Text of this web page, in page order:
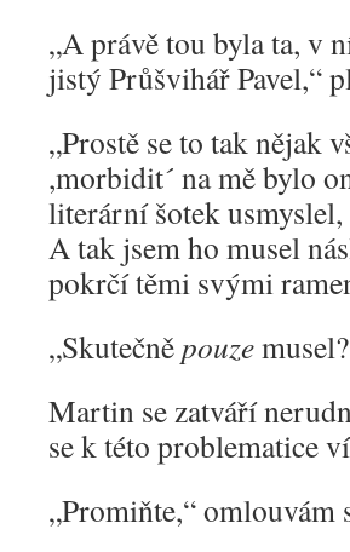
„A právě tou byla ta, v
jistý Průšvihář Pavel,“
„Prostě se to tak nějak
,morbidit´ na mě bylo
literární šotek usmyslel,
A tak jsem ho musel
pokrčí těmi svými
„Skutečněpouze
Martin se zatváří
se k této problematice
„Promiňte,“ omlouvám